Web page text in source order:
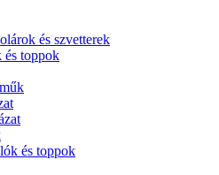
és szvetterek
toppok
és toppok